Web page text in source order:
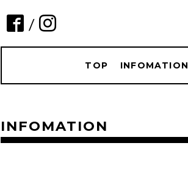
/
TOP INFOMATION
INFOMATION